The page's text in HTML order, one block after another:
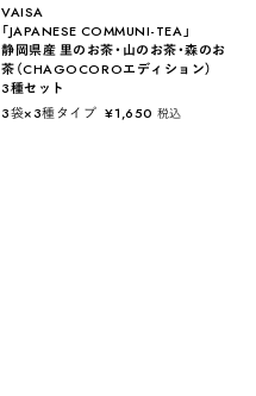
VAISA
「JAPANESE COMMUNI-TEA」
静岡県産 里のお茶・山のお茶・森のお
茶（CHAGOCOROエディション）
3種セット
3袋×3種タイプ ¥1,650 税込